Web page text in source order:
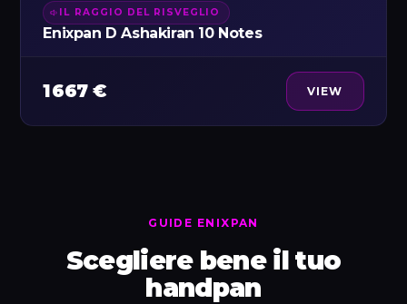
IL RAGGIO DEL RISVEGLIO
Enixpan D Ashakiran 10 Notes
1 667 € VIEW
GUIDE ENIXPAN
Scegliere bene il tuo
handpan